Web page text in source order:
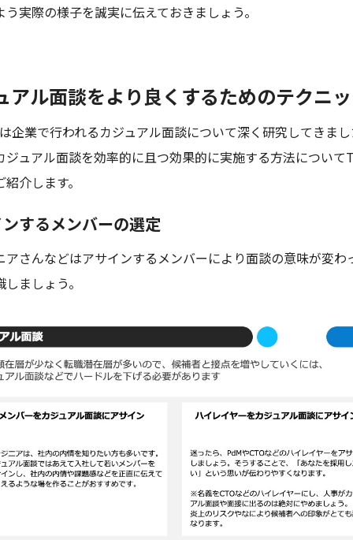
う実際の様子を誠実に伝えておきましょう。
アル面談をより良くするためのテクニ
企業で行われるカジュアル面談について深く研究してきま
ジュアル面談を効率的に且つ効果的に実施する方法について
介します。
するメンバーの選定
アさんなどはアサインするメンバーにより面談の意味が変わ
ましょう。